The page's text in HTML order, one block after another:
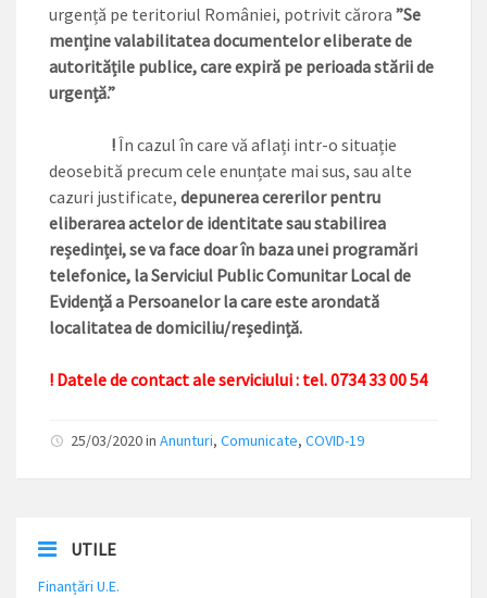
urgență pe teritoriul României, potrivit cărora ”Se
menține valabilitatea documentelor eliberate de
autoritățile publice, care expiră pe perioada stării de
urgență.”
!În cazul în care vă aflați intr-o situație
deosebită precum cele enunțate mai sus, sau alte
cazuri justificate, depunerea cererilor pentru
eliberarea actelor de identitate sau stabilirea
reședinței, se va face doar în baza unei programări
telefonice, la Serviciul Public Comunitar Local de
Evidență a Persoanelor la care este arondată
localitatea de domiciliu/reședință.
! Datele de contact ale serviciului: tel. 0734 33 00 54
25/03/2020 in Anunturi, Comunicate, COVID-19
UTILE
Finanțări U.E.